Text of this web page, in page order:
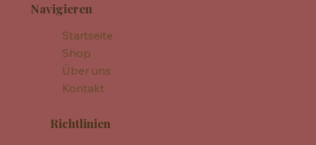
Navigieren
Startseite
Shop
Über uns
Kontakt
Richtlinien